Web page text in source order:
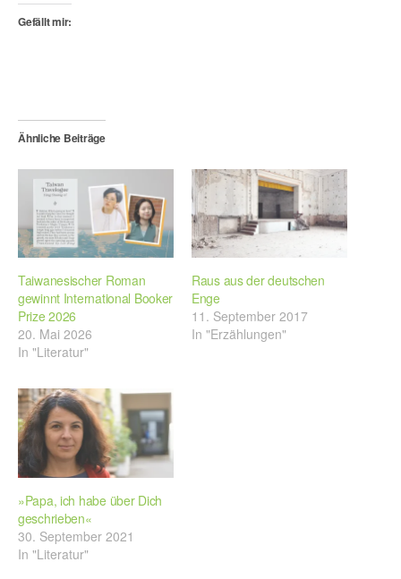
Gefällt mir:
Ähnliche Beiträge
Taiwanesischer Roman
gewinnt International Booker
Prize 2026
20. Mai 2026
In "Literatur"
Raus aus der deutschen
Enge
11. September 2017
In "Erzählungen"
»Papa, ich habe über Dich
geschrieben«
30. September 2021
In "Literatur"